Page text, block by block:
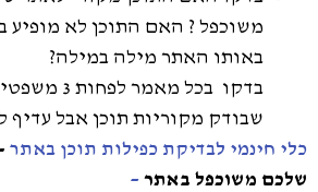
משוכפל ? האם התוכן לא מופיע
באותו האתר מילה במילה?
בדקו בכל
שבודק מקוריות תוכן אבל עדיף
כלי חינמי לבדיקת כפילות תוכן באתר
שלכם משוכפל באתר –